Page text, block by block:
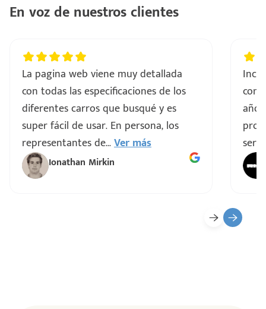
En voz de nuestros clientes
La pagina web viene muy detallada
con todas las especificaciones de los
diferentes carros que busqué y es
super fácil de usar. En persona, los
representantes de...Ver más
Ionathan Mirkin